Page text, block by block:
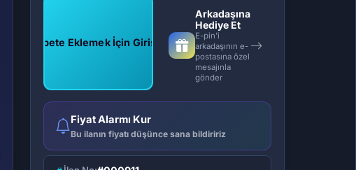
Sepete Eklemek İçin Giriş Yap
Arkadaşına
Hediye Et
E-pin'i
arkadaşının e-
postasına özel
mesajınla
gönder
Fiyat Alarmı Kur
Bu ilanın fiyatı düşünce sana bildiririz